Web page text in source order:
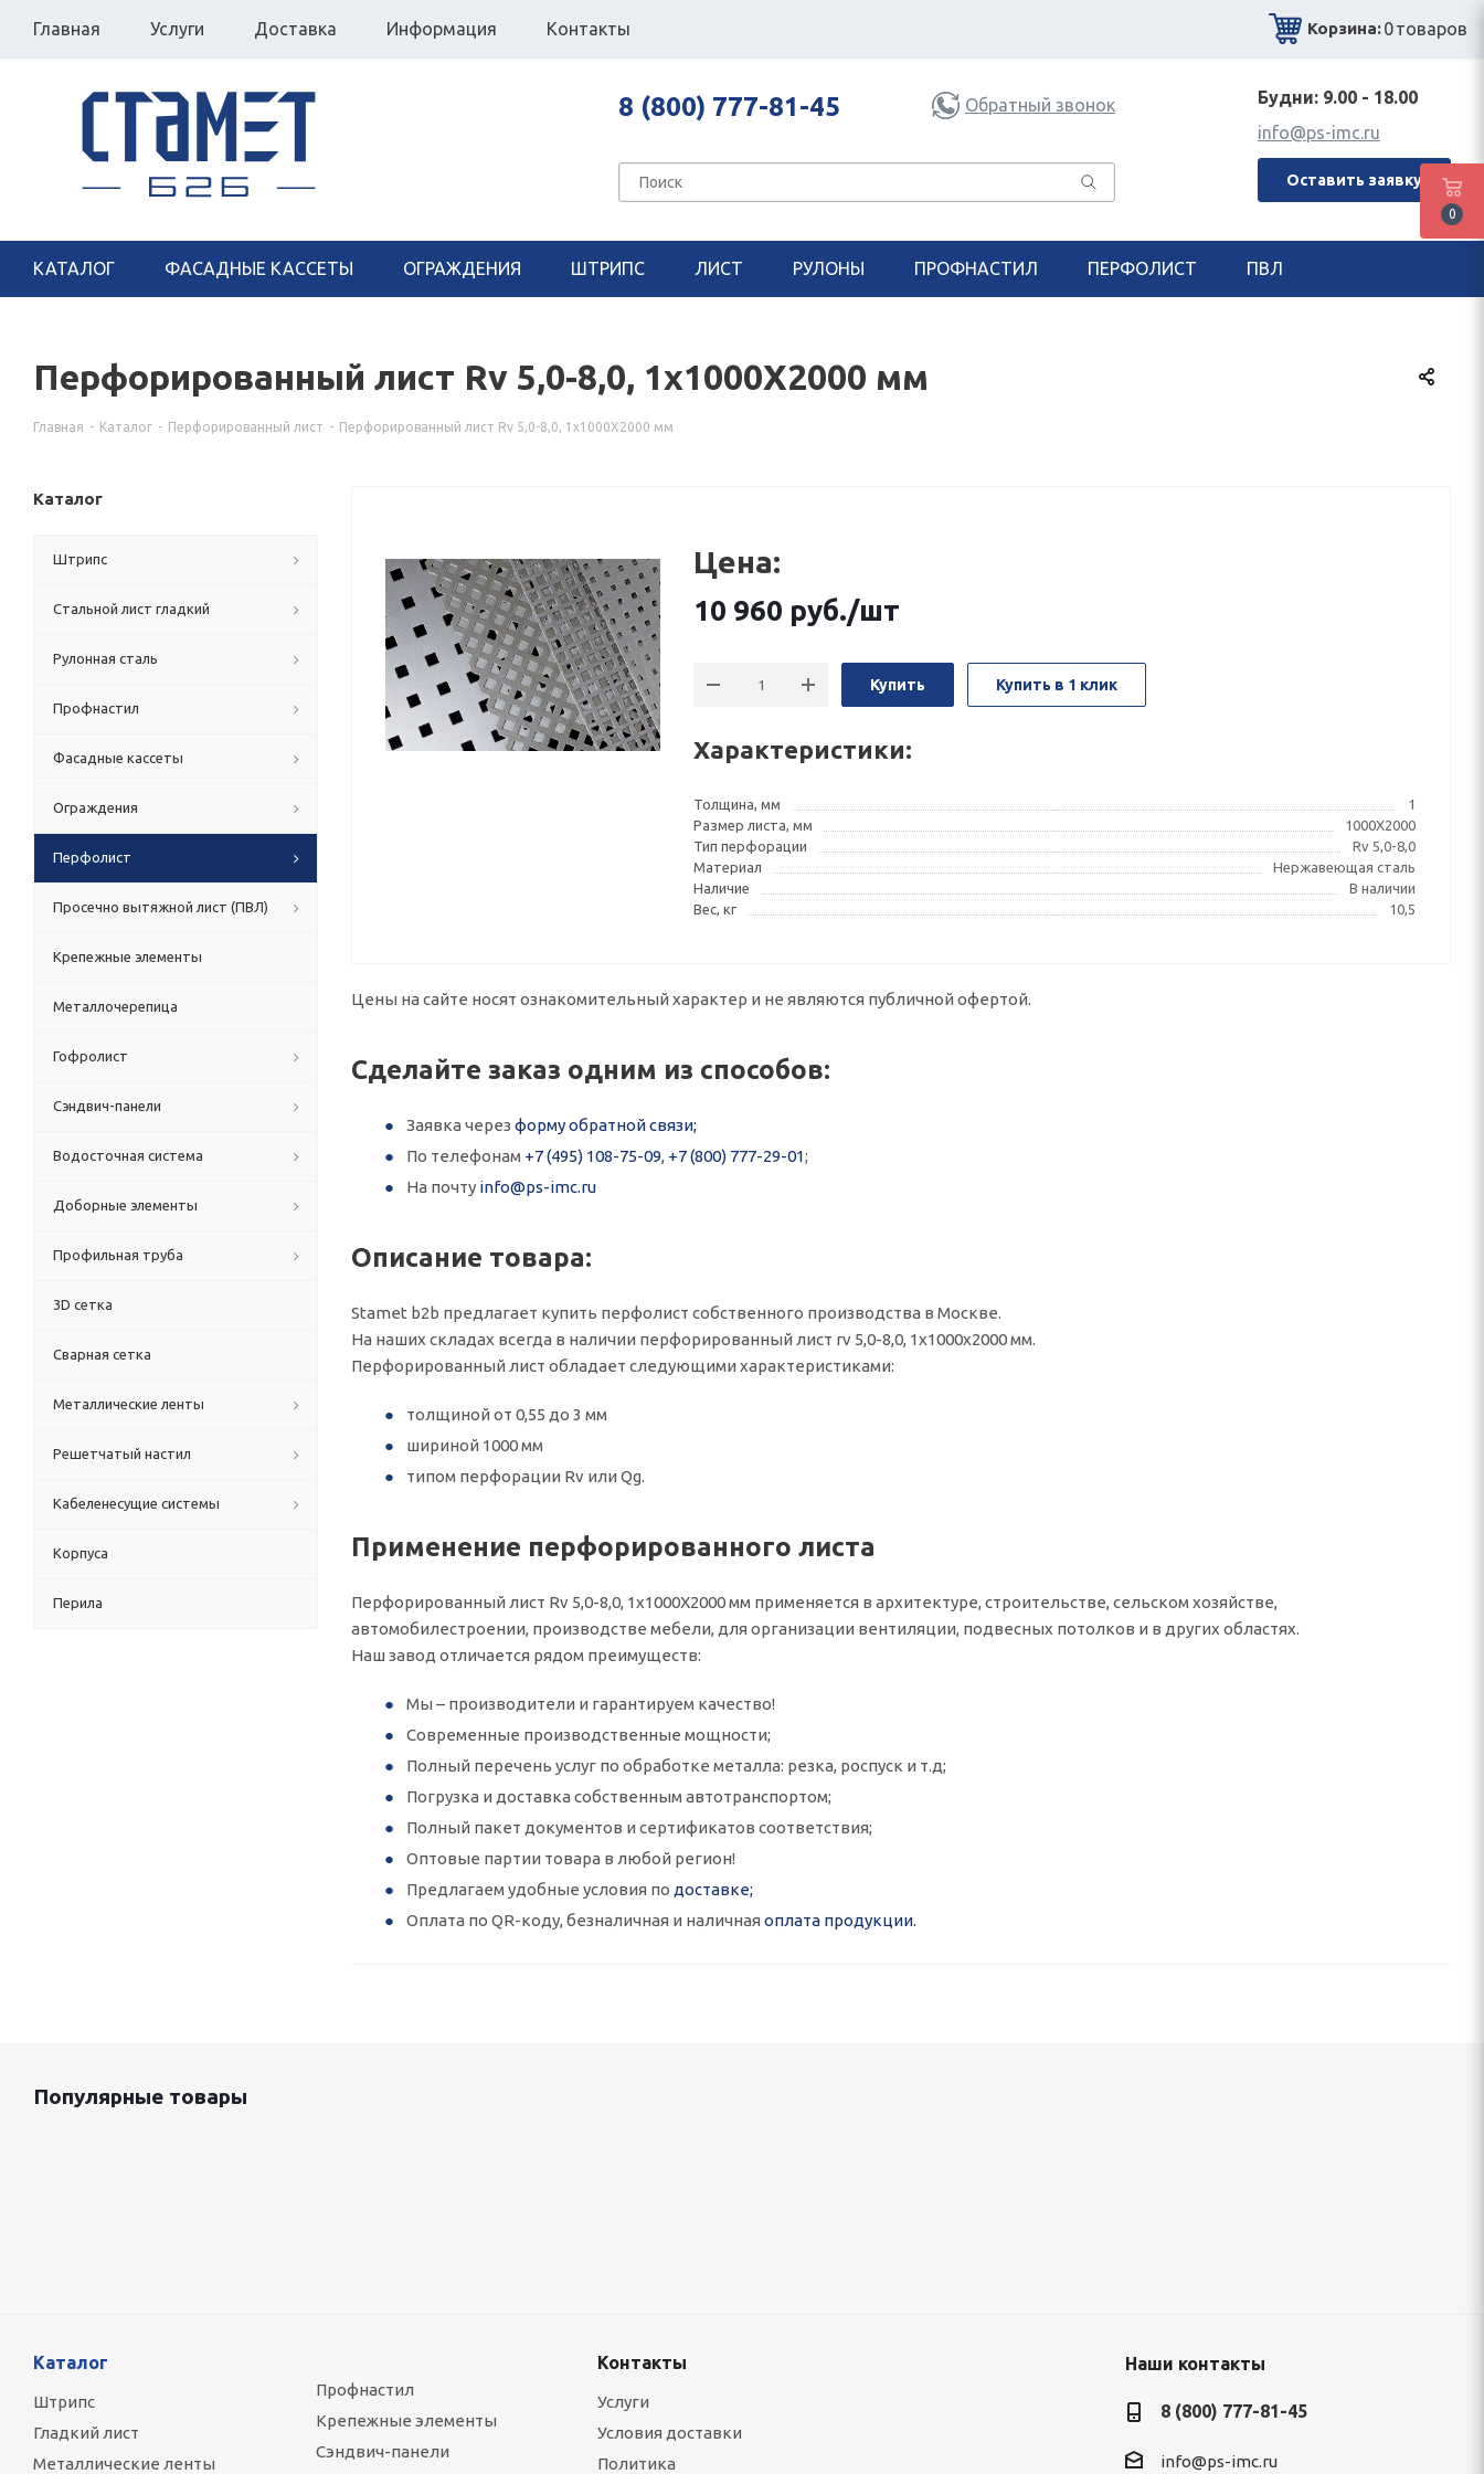
Главная Услуги Доставка Информация Контакты Корзина:0товаров
8 (800) 777-81-45 Обратный звонок
Будни: 9.00 - 18.00
info@ps-imc.ru
Оставить заявку
КАТАЛОГ ФАСАДНЫЕ КАССЕТЫ ОГРАЖДЕНИЯ ШТРИПС ЛИСТ РУЛОНЫ ПРОФНАСТИЛ ПЕРФОЛИСТ ПВЛ
Перфорированный лист Rv 5,0-8,0, 1x1000X2000 мм
Главная - Каталог - Перфорированный лист - Перфорированный лист Rv 5,0-8,0, 1x1000X2000 мм
Цена:
10 960 руб./шт
Купить Купить в 1 клик
Характеристики:
Толщина, мм
1
Размер листа, мм
1000X2000
Тип перфорации
Rv 5,0-8,0
Материал
Нержавеющая сталь
Наличие
В наличии
Вес, кг
10,5
Цены на сайте носят ознакомительный характер и не являются публичной офертой.
Сделайте заказ одним из способов:
Заявка через форму обратной связи;
По телефонам +7 (495) 108-75-09, +7 (800) 777-29-01;
На почту info@ps-imc.ru
Описание товара:
Stamet b2b предлагает купить перфолист собственного производства в Москве.
На наших складах всегда в наличии перфорированный лист rv 5,0-8,0, 1x1000x2000 мм.
Перфорированный лист обладает следующими характеристиками:
толщиной от 0,55 до 3 мм
шириной 1000 мм
типом перфорации Rv или Qg.
Применение перфорированного листа
Перфорированный лист Rv 5,0-8,0, 1x1000X2000 мм применяется в архитектуре, строительстве, сельском хозяйстве,
автомобилестроении, производстве мебели, для организации вентиляции, подвесных потолков и в других областях.
Наш завод отличается рядом преимуществ:
Мы – производители и гарантируем качество!
Современные производственные мощности;
Полный перечень услуг по обработке металла: резка, роспуск и т.д;
Погрузка и доставка собственным автотранспортом;
Полный пакет документов и сертификатов соответствия;
Оптовые партии товара в любой регион!
Предлагаем удобные условия по доставке;
Оплата по QR-коду, безналичная и наличная оплата продукции.
Каталог
Штрипс
Стальной лист гладкий
Рулонная сталь
Профнастил
Фасадные кассеты
Ограждения
Перфолист
Просечно вытяжной лист (ПВЛ)
Крепежные элементы
Металлочерепица
Гофролист
Сэндвич-панели
Водосточная система
Доборные элементы
Профильная труба
3D сетка
Сварная сетка
Металлические ленты
Решетчатый настил
Кабеленесущие системы
Корпуса
Перила
Популярные товары
Каталог
Штрипс
Гладкий лист
Металлические ленты
Профнастил
Крепежные элементы
Сэндвич-панели
Контакты
Услуги
Условия доставки
Политика
Наши контакты
8 (800) 777-81-45
info@ps-imc.ru
0